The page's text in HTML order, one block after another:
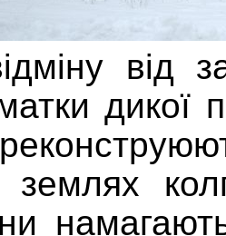
від
землях